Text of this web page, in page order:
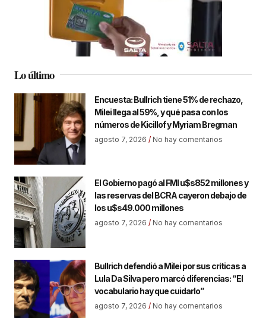
Lo último
Encuesta: Bullrich tiene 51% de rechazo,
Milei llega al 59%, y qué pasa con los
números de Kicillof y Myriam Bregman
agosto 7, 2026 No hay comentarios
El Gobierno pagó al FMI u$s852 millones y
las reservas del BCRA cayeron debajo de
los u$s49.000 millones
agosto 7, 2026 No hay comentarios
Bullrich defendió a Milei por sus críticas a
Lula Da Silva pero marcó diferencias: “El
vocabulario hay que cuidarlo”
agosto 7, 2026 No hay comentarios